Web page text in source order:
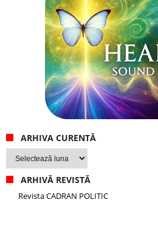
ARHIVA CURENTĂ
Arhiva
ARHIVĂ REVISTĂ
Revista CADRAN POLITIC